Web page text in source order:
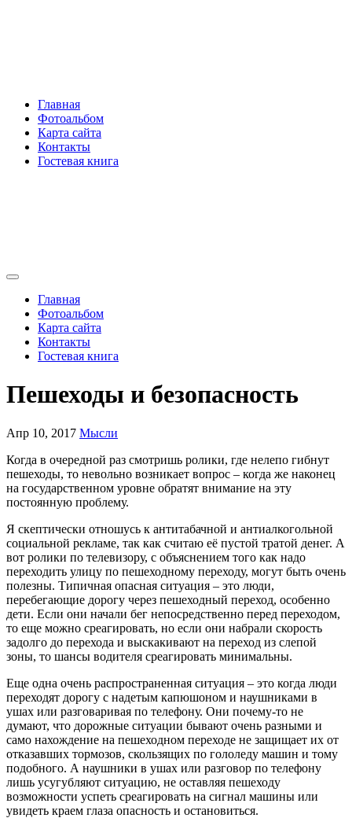
Главная
Фотоальбом
Карта сайта
Контакты
Гостевая книга
Главная
Фотоальбом
Карта сайта
Контакты
Гостевая книга
Пешеходы и безопасность
Апр 10, 2017 Мысли
Когда в очередной раз смотришь ролики, где нелепо гибнут
пешеходы, то невольно возникает вопрос – когда же наконец
на государственном уровне обратят внимание на эту
постоянную проблему.
Я скептически отношусь к антитабачной и антиалкогольной
социальной рекламе, так как считаю её пустой тратой денег. А
вот ролики по телевизору, с объяснением того как надо
переходить улицу по пешеходному переходу, могут быть очень
полезны. Типичная опасная ситуация – это люди,
перебегающие дорогу через пешеходный переход, особенно
дети. Если они начали бег непосредственно перед переходом,
то еще можно среагировать, но если они набрали скорость
задолго до перехода и выскакивают на переход из слепой
зоны, то шансы водителя среагировать минимальны.
Еще одна очень распространенная ситуация – это когда люди
переходят дорогу с надетым капюшоном и наушниками в
ушах или разговаривая по телефону. Они почему-то не
думают, что дорожные ситуации бывают очень разными и
само нахождение на пешеходном переходе не защищает их от
отказавших тормозов, скользящих по гололеду машин и тому
подобного. А наушники в ушах или разговор по телефону
лишь усугубляют ситуацию, не оставляя пешеходу
возможности успеть среагировать на сигнал машины или
увидеть краем глаза опасность и остановиться.